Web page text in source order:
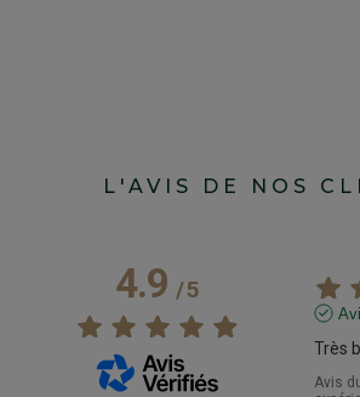
L'AVIS DE NOS
4.9/5
Très
Avis